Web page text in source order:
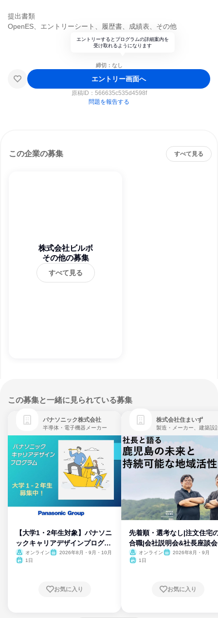
提出書類
OpenES、エントリーシート、履歴書、成績表、その他
エントリーするとプログラムの詳細案内を
受け取れるようになります
締切：なし
エントリー画面へ
原稿ID： 566635c535d4598f
問題を報告する
この企業の募集 すべて見る
株式会社ビルボ
その他の募集
すべて見る
この募集と一緒に見られている募集
パナソニック株式会社
半導体・電子機器メーカー
【大学1・2年生対象】パナソニ
ックキャリアデザインプログラ
ム
オンライン
2026年8月・9月・10月
1日
お気に入り
株式会社住まいず
製造・メーカー、建築設
先着順・選考なし|注文住宅
合職|会社説明会&社長座談会
オンライン
2026年8月・9月
1日
お気に入り